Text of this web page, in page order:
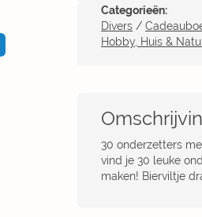
Categorieën:
Divers /
Hobby, Huis &
30 onderzetters
vind je 30 leuke
maken! Bierviltje